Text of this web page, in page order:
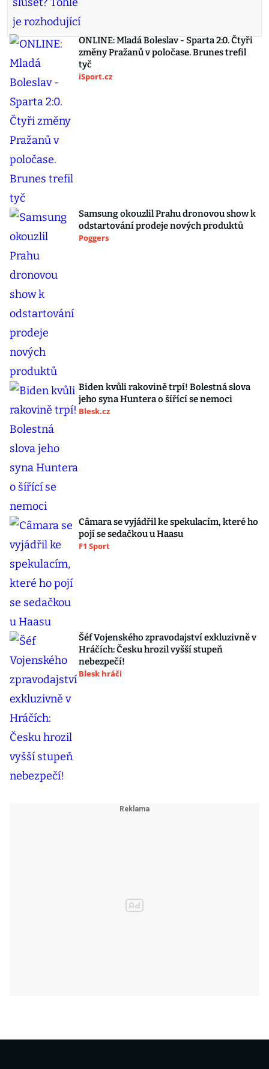
ONLINE: Mladá Boleslav - Sparta 2:0. Čtyři
změny Pražanů v poločase. Brunes trefil
tyč
iSport.cz
Samsung okouzlil Prahu dronovou show k
odstartování prodeje nových produktů
Poggers
Biden kvůli rakovině trpí! Bolestná slova
jeho syna Huntera o šířící se nemoci
Blesk.cz
Câmara se vyjádřil ke spekulacím, které ho
pojí se sedačkou u Haasu
F1 Sport
Šéf Vojenského zpravodajství exkluzivně v
Hráčích: Česku hrozil vyšší stupeň
nebezpečí!
Blesk hráči